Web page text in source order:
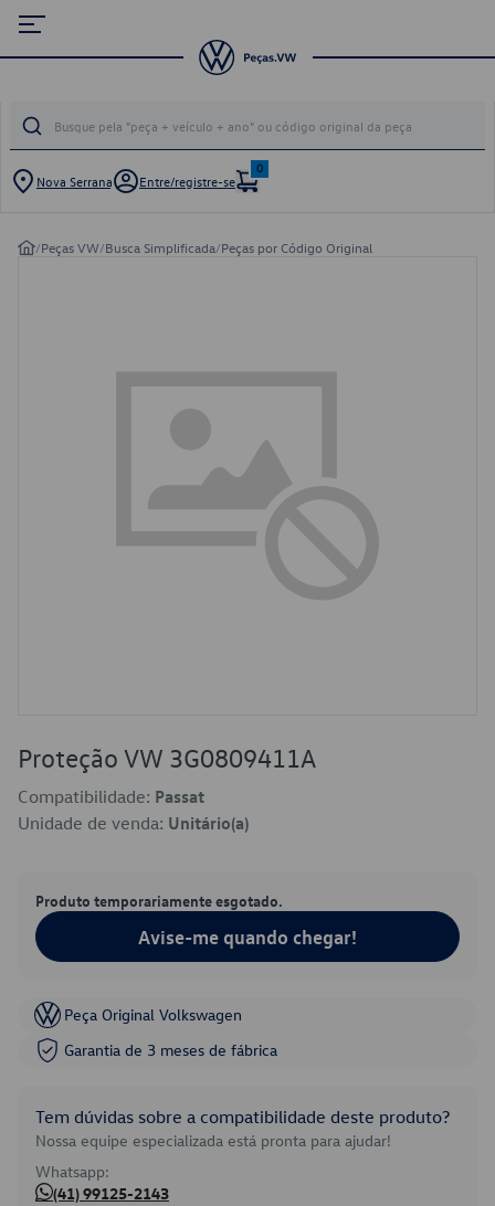
Nova Serrana Entre/registre-se
0
/Peças VW/Busca Simplificada/Peças por Código Original
Proteção VW 3G0809411A
Compatibilidade: Passat
Unidade de venda: Unitário(a)
Produto temporariamente esgotado.
Avise-me quando chegar!
Peça Original Volkswagen
Garantia de 3 meses de fábrica
Tem dúvidas sobre a compatibilidade deste produto?
Nossa equipe especializada está pronta para ajudar!
Whatsapp:
(41) 99125-2143